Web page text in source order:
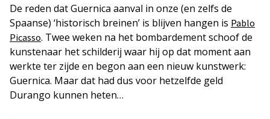
De reden dat Guernica aanval in onze (en zelfs de
Spaanse) ‘historisch breinen’ is blijven hangen is Pablo
Picasso. Twee weken na het bombardement schoof de
kunstenaar het schilderij waar hij op dat moment aan
werkte ter zijde en begon aan een nieuw kunstwerk:
Guernica. Maar dat had dus voor hetzelfde geld
Durango kunnen heten…